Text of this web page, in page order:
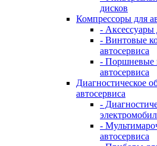
дисков
Компрессоры для
-
- Винтовые
автосервиса
- Поршневые
автосервиса
Диагностическое
автосервиса
-
-
автосервиса